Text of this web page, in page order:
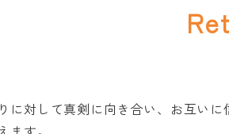
に対して真剣に向き合い、お互い